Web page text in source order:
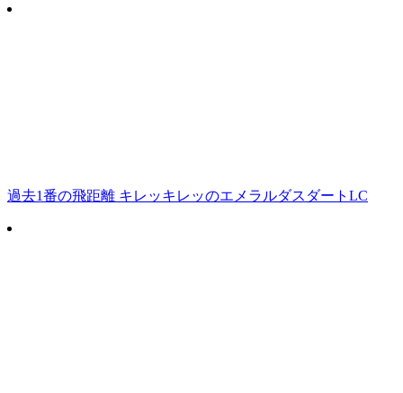
過去1番の飛距離 キレッキレッのエメラルダスダートLC